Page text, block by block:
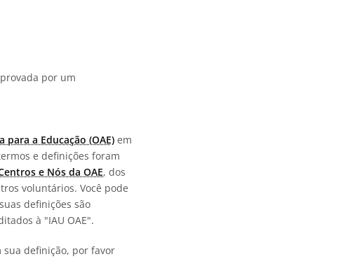
por um
a Educação (OAE) em
e definições foram
e Nós da OAE, dos
voluntários. Você pode
definições são
à "IAU OAE".
definição, por favor